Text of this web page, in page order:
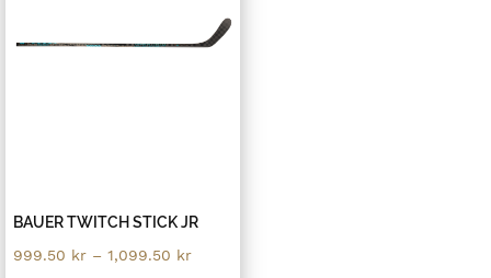
BAUER TWITCH STICK JR
999.50 kr – 1,099.50 krPrice